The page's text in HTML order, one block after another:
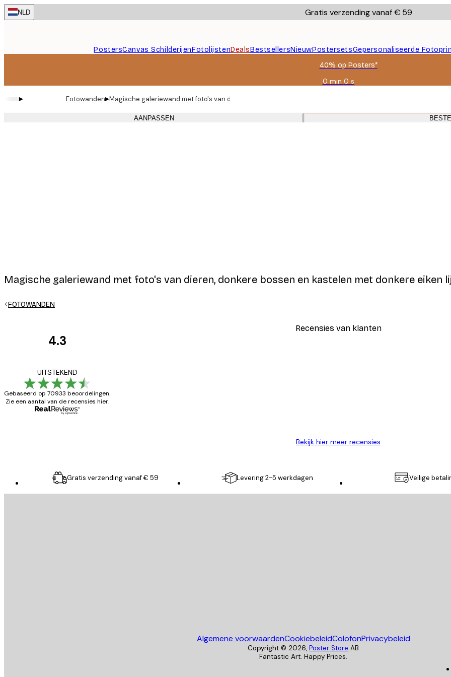
Skip
to
NLD Gratis verzending vanaf € 59
PostersCanvas SchilderijenFotolijstenDealsBestsellersNieuwPostersetsGepersonaliseerde
40% op Posters*
0 min 0 s
Geldig
08-
▸ Fotowanden▸Magische galeriewand met foto's van dieren, donkere bossen en kastelen met donkere eiken lijsten voor de
AANPASSEN
Magische galeriewand met foto's van dieren, donkere bossen en kastelen met donkere eiken
FOTOWANDEN
Recensies van klanten
4.3
UITSTEKEND
Gebaseerd op 70933 beoordelingen.
Zie een aantal van de recensies hier.
Bekijk hier meer recensies
Gratis verzending vanaf € 59 Levering 2-5 werkdagen Veilige
Algemene voorwaardenCookiebeleidColofonPrivacybeleid
Copyright © 2026, Poster Store AB
Fantastic Art. Happy Prices.